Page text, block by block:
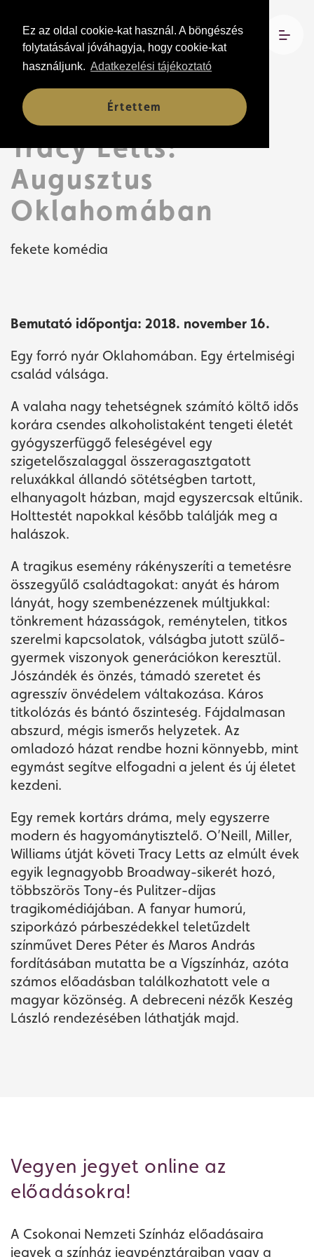
Ez az oldal cookie-kat használ. A böngészés
folytatásával jóváhagyja, hogy cookie-kat
használjunk. Adatkezelési tájékoztató
Értettem
Jegyvásárlás
Műsor
Tracy Letts:
Augusztus
Oklahomában
fekete komédia
Bemutató időpontja: 2018. november 16.
Egy forró nyár Oklahomában. Egy értelmiségi
család válsága.
A valaha nagy tehetségnek számító költő idős
korára csendes alkoholistaként tengeti életét
gyógyszerfüggő feleségével egy
szigetelőszalaggal összeragasztgatott
reluxákkal állandó sötétségben tartott,
elhanyagolt házban, majd egyszercsak eltűnik.
Holttestét napokkal később találják meg a
halászok.
A tragikus esemény rákényszeríti a temetésre
összegyűlő családtagokat: anyát és három
lányát, hogy szembenézzenek múltjukkal:
tönkrement házasságok, reménytelen, titkos
szerelmi kapcsolatok, válságba jutott szülő-
gyermek viszonyok generációkon keresztül.
Jószándék és önzés, támadó szeretet és
agresszív önvédelem váltakozása. Káros
titkolózás és bántó őszinteség. Fájdalmasan
abszurd, mégis ismerős helyzetek. Az
omladozó házat rendbe hozni könnyebb, mint
egymást segítve elfogadni a jelent és új életet
kezdeni.
Egy remek kortárs dráma, mely egyszerre
modern és hagyománytisztelő. O’Neill, Miller,
Williams útját követi Tracy Letts az elmúlt évek
egyik legnagyobb Broadway-sikerét hozó,
többszörös Tony-és Pulitzer-díjas
tragikomédiájában. A fanyar humorú,
sziporkázó párbeszédekkel teletűzdelt
színművet Deres Péter és Maros András
fordításában mutatta be a Vígszínház, azóta
számos előadásban találkozhatott vele a
magyar közönség. A debreceni nézők Keszég
László rendezésében láthatják majd.
Vegyen jegyet online az
előadásokra!
A Csokonai Nemzeti Színház előadásaira
jegyek a színház jegypénztáraiban vagy a